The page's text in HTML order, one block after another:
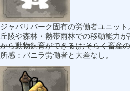
ジャパリパーク固有の労働者ユニット
丘陵や森林・熱帯雨林での移動能力
から動物飼育ができる(おそらく畜産
所感：バニラ労働者と大差なし。